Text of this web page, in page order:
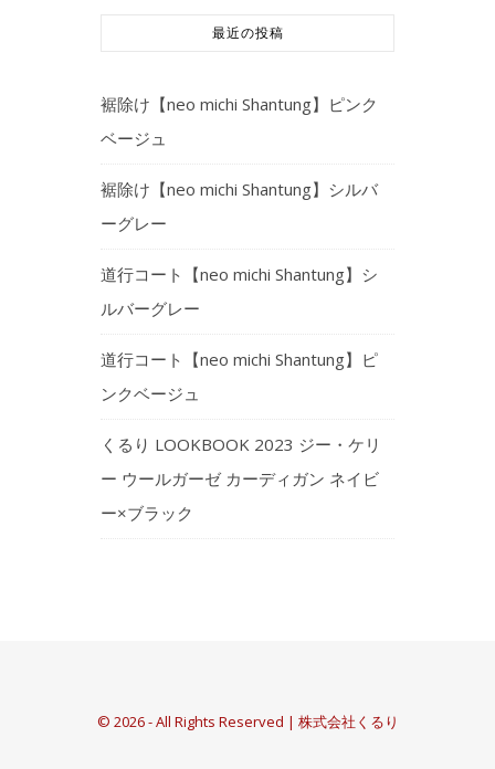
最近の投稿
裾除け【neo michi Shantung】ピンク
ベージュ
裾除け【neo michi Shantung】シルバ
ーグレー
道行コート【neo michi Shantung】シ
ルバーグレー
道行コート【neo michi Shantung】ピ
ンクベージュ
くるり LOOKBOOK 2023 ジー・ケリ
ー ウールガーゼ カーディガン ネイビ
ー×ブラック
© 2026 - All Rights Reserved | 株式会社くるり